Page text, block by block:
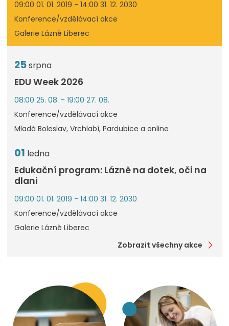
09:00 01. 01. 2019 - 14:00 31. 12. 2030
Konference/vzdělávací akce
Galerie Lázně Liberec
25srpna
EDU Week 2026
08:00 25. 08. - 19:00 27. 08.
Konference/vzdělávací akce
Mladá Boleslav, Vrchlabí, Pardubice a online
01 ledna
Edukační program: Lázně na dotek, oči na
dlani
09:00 01. 01. 2019 - 14:00 31. 12. 2030
Konference/vzdělávací akce
Galerie Lázně Liberec
Zobrazit všechny akce